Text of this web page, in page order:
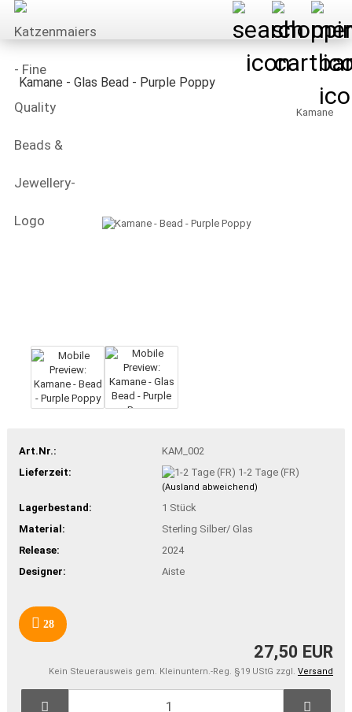
Kamane - Glas Bead - Purple Poppy
Kamane
Art.Nr.:
KAM_002
Lieferzeit:
1-2 Tage (FR)
(Ausland abweichend)
Lagerbestand: 1 Stück
Material:
Sterling Silber/ Glas
Release:
2024
Designer:
Aiste
28
27,50 EUR
Kein Steuerausweis gem. Kleinuntern.-Reg. §19 UStG zzgl. Versand